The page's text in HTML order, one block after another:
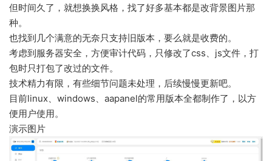
但时间久了，就想换换风格，找了好多基本都是改背景图片那
种。
也找到几个满意的无奈只支持旧版本，要么就是收费的。
考虑到服务器安全，方便审计代码，只修改了css、js文件，打
包时只打包了改过的文件。
技术精力有限，有些细节问题未处理，后续慢慢更新吧。
目前linux、windows、aapanel的常用版本全都制作了，以方
便用户使用。
演示图片